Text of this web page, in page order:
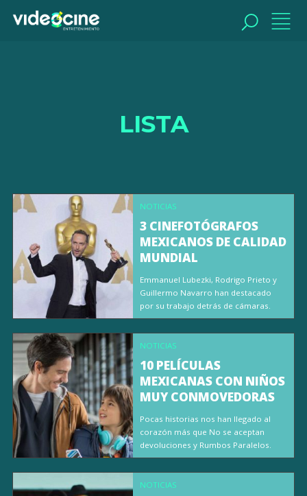
LISTA
NOTICIAS
3 CINEFOTÓGRAFOS
MEXICANOS DE CALIDAD
MUNDIAL
Emmanuel Lubezki, Rodrigo Prieto y
Guillermo Navarro han destacado
por su trabajo detrás de cámaras.
NOTICIAS
10 PELÍCULAS
MEXICANAS CON NIÑOS
MUY CONMOVEDORAS
Pocas historias nos han llegado al
corazón más que No se aceptan
devoluciones y Rumbos Paralelos.
NOTICIAS